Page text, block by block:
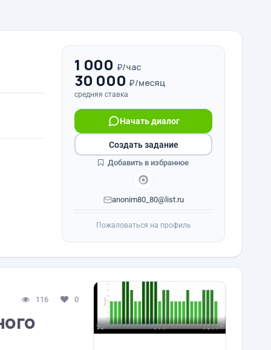
1 000 ₽/час
30 000 ₽/месяц
средняя ставка
Начать диалог
anonim80_80@list.ru
Создать задание
Добавить в избранное
Пожаловаться на профиль
116 0